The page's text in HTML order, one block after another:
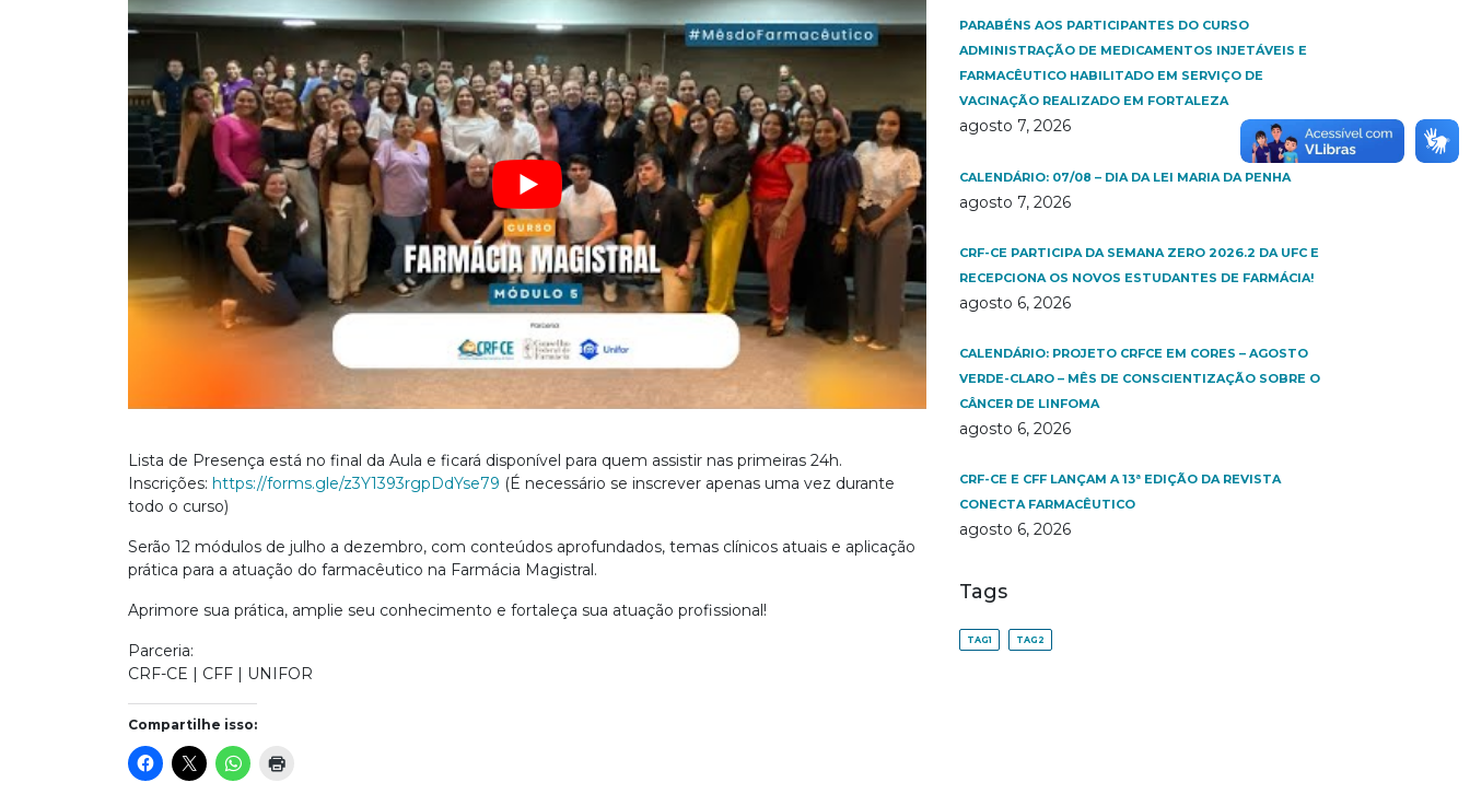
Lista de Presença está no final da Aula e ficará disponível para quem assistir nas primeiras 24h.
Inscrições: https://forms.gle/z3Y1393rgpDdYse79 (É necessário se inscrever apenas uma vez durante
todo o curso)
Serão 12 módulos de julho a dezembro, com conteúdos aprofundados, temas clínicos atuais e aplicação
prática para a atuação do farmacêutico na Farmácia Magistral.
Aprimore sua prática, amplie seu conhecimento e fortaleça sua atuação profissional!
Parceria:
CRF-CE | CFF | UNIFOR
Compartilhe isso:
PARABÉNS AOS PARTICIPANTES DO CURSO
ADMINISTRAÇÃO DE MEDICAMENTOS INJETÁVEIS E
FARMACÊUTICO HABILITADO EM SERVIÇO DE
VACINAÇÃO REALIZADO EM FORTALEZA
agosto 7, 2026
CALENDÁRIO: 07/08 – DIA DA LEI MARIA DA PENHA
agosto 7, 2026
CRF-CE PARTICIPA DA SEMANA ZERO 2026.2 DA UFC E
RECEPCIONA OS NOVOS ESTUDANTES DE FARMÁCIA!
agosto 6, 2026
CALENDÁRIO: PROJETO CRFCE EM CORES – AGOSTO
VERDE-CLARO – MÊS DE CONSCIENTIZAÇÃO SOBRE O
CÂNCER DE LINFOMA
agosto 6, 2026
CRF-CE E CFF LANÇAM A 13ª EDIÇÃO DA REVISTA
CONECTA FARMACÊUTICO
agosto 6, 2026
Tags
TAG1 TAG2